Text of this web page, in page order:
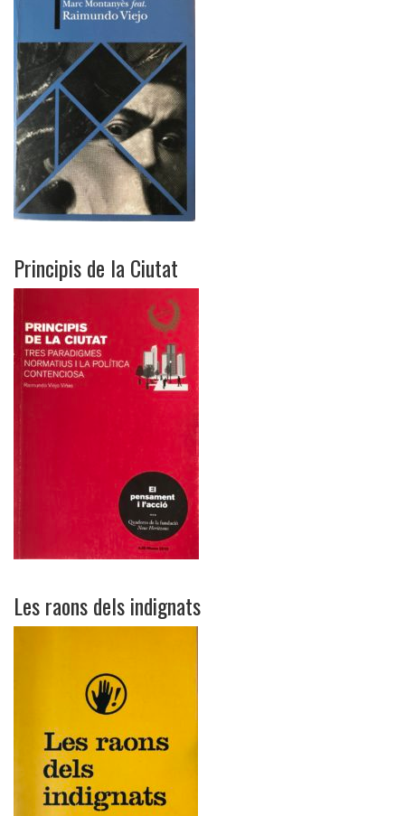
Principis de la Ciutat
Les raons dels indignats